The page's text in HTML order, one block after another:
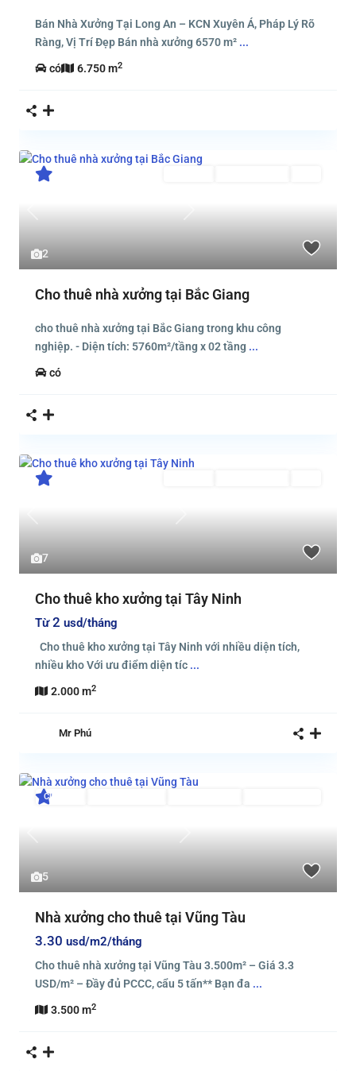
Bán Nhà Xưởng Tại Long An – KCN Xuyên Á, Pháp Lý Rõ
Ràng, Vị Trí Đẹp Bán nhà xưởng 6570 m² ...
có 6.750 m2
2
Previous Next
Cho thuê nhà xưởng tại Bắc Giang
cho thuê nhà xưởng tại Bắc Giang trong khu công
nghiệp. - Diện tích: 5760m²/tầng x 02 tầng ...
có
7
Previous Next
Cho thuê kho xưởng tại Tây Ninh
Từ2 usd/tháng
Cho thuê kho xưởng tại Tây Ninh với nhiều diện tích,
nhiều kho Với ưu điểm diện tíc ...
2.000 m2
Mr Phú
5
Previous Next
Cho thuê
Nhà xưởng cho thuê tại Vũng Tàu
3.30 usd/m2/tháng
Cho thuê nhà xưởng tại Vũng Tàu 3.500m² – Giá 3.3
USD/m² – Đầy đủ PCCC, cẩu 5 tấn** Bạn đa ...
3.500 m2